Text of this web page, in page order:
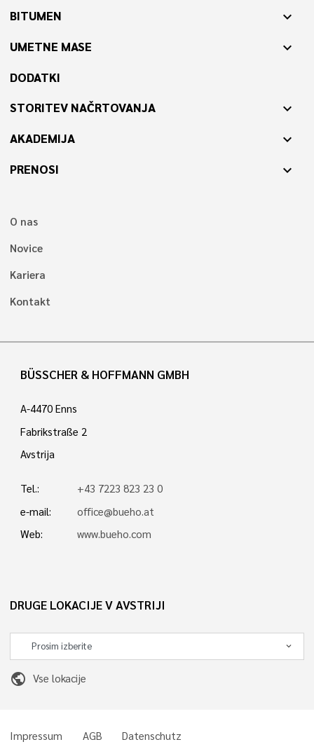
BITUMEN expand_more
UMETNE MASE expand_more
DODATKI
STORITEV NAČRTOVANJA
expand_more
AKADEMIJA expand_more
PRENOSI expand_more
O nas
Novice
Kariera
Kontakt
BÜSSCHER & HOFFMANN GMBH
A-4470 Enns
Fabrikstraße 2
Avstrija
Tel.:
+43 7223 823 23 0
e-mail:
office@bueho.at
Web:
www.bueho.com
DRUGE LOKACIJE V AVSTRIJI
public Vse lokacije
Impressum AGB Datenschutz